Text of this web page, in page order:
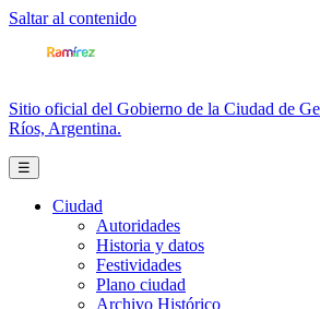
Saltar al contenido
Sitio oficial del Gobierno de la Ciudad de
Ríos, Argentina.
☰
Ciudad
Autoridades
Historia y datos
Festividades
Plano ciudad
Archivo Histórico